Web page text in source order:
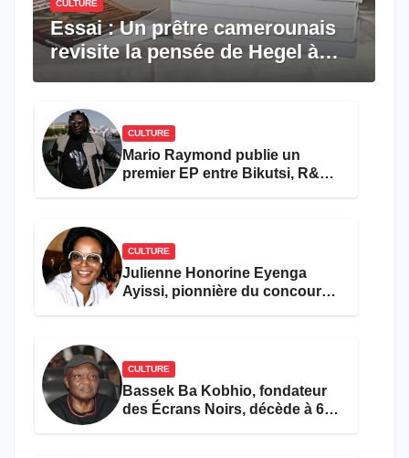
CULTURE
Essai : Un prêtre camerounais
revisite la pensée de Hegel à
CULTURE
Mario Raymond publie un
premier EP entre Bikutsi, R&B
CULTURE
Julienne Honorine Eyenga
Ayissi, pionnière du concours
CULTURE
Bassek Ba Kobhio, fondateur
des Écrans Noirs, décède à 69